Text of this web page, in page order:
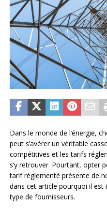
Dans le monde de l’énergie,
peut s’avérer un véritable
compétitives et les tarifs
s’y retrouver. Pourtant, opter
tarif réglementé présente de
dans cet article pourquoi il est
type de fournisseurs.